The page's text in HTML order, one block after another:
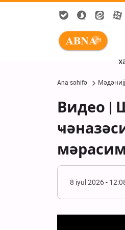
Ana səhifə
Видео |
8 iyul 2026 -